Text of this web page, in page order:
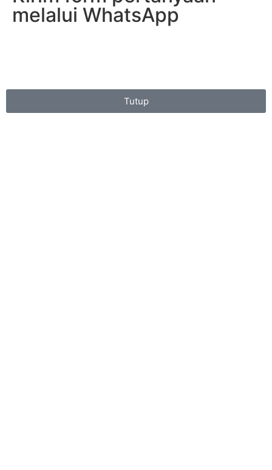
melalui WhatsApp
Tutup